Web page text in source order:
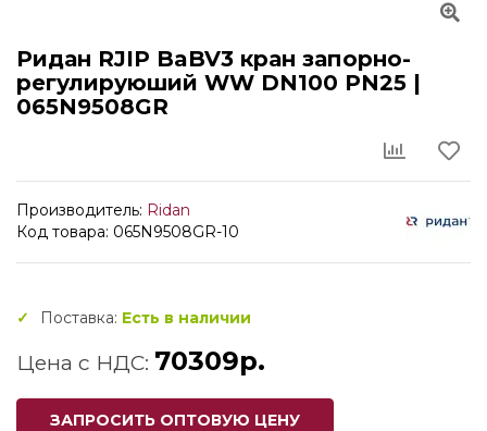
Ридан RJIP BaBV3 кран запорно-
регулируюший WW DN100 PN25 |
065N9508GR
Производитель: Ridan
Код товара: 065N9508GR-10
Поставка: Есть в наличии
Цена с НДС: 70309р.
ЗАПРОСИТЬ ОПТОВУЮ ЦЕНУ